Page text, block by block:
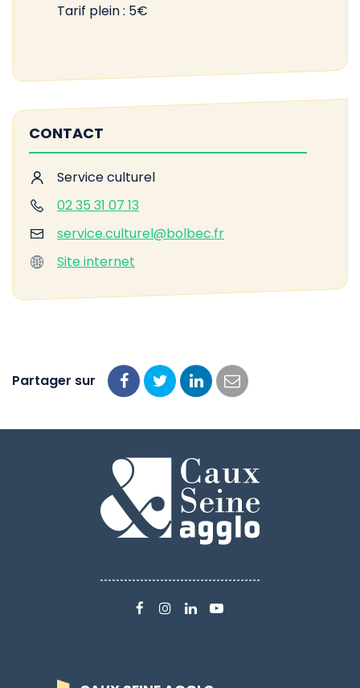
Tarif plein : 5€
CONTACT
Service culturel
02 35 31 07 13
service.culturel@bolbec.fr
Site internet
Partager sur
Partager
Facebook
Partager
Twitter
Partager
LinkedIn
Partager
email
LIENLIENLIENLIEN